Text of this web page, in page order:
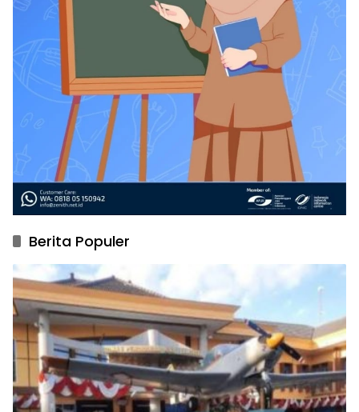
Berita Populer